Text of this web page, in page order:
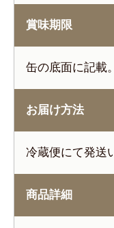
賞味期限
缶の底面に記載。
お届け方法
冷蔵便にて発送
商品詳細